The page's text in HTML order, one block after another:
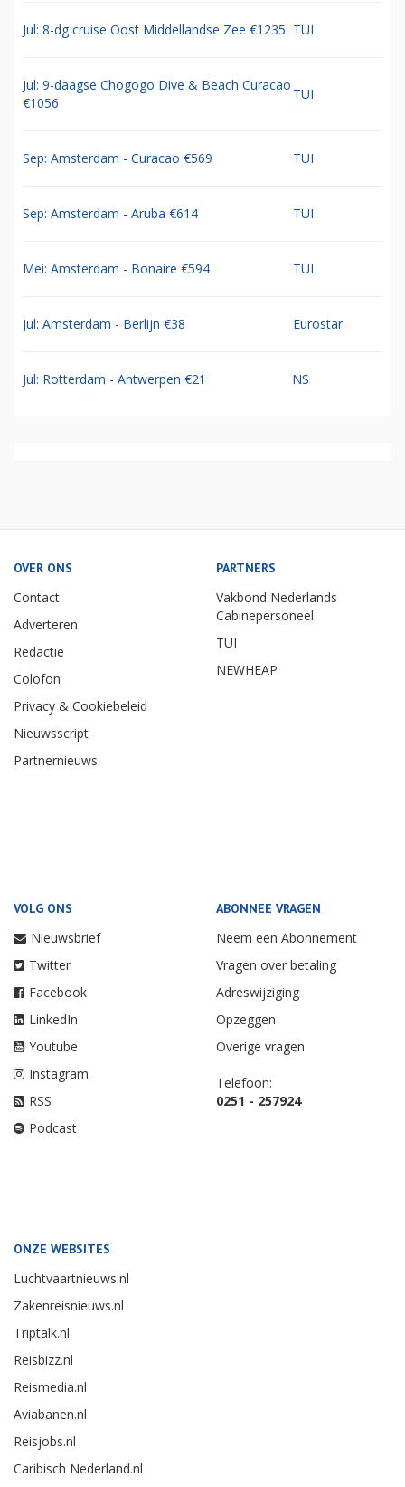
Jul: 8-dg cruise Oost Middellandse Zee €1235 TUI
Jul: 9-daagse Chogogo Dive & Beach Curacao
€1056
TUI
Sep: Amsterdam - Curacao €569 TUI
Sep: Amsterdam - Aruba €614 TUI
Mei: Amsterdam - Bonaire €594 TUI
Jul: Amsterdam - Berlijn €38 Eurostar
Jul: Rotterdam - Antwerpen €21 NS
OVER ONS
Contact
Adverteren
Redactie
Colofon
Privacy & Cookiebeleid
Nieuwsscript
Partnernieuws
PARTNERS
Vakbond Nederlands
Cabinepersoneel
TUI
NEWHEAP
VOLG ONS
Nieuwsbrief
Twitter
Facebook
LinkedIn
Youtube
Instagram
RSS
Podcast
ABONNEE VRAGEN
Neem een Abonnement
Vragen over betaling
Adreswijziging
Opzeggen
Overige vragen
Telefoon:
0251 - 257924
ONZE WEBSITES
Luchtvaartnieuws.nl
Zakenreisnieuws.nl
Triptalk.nl
Reisbizz.nl
Reismedia.nl
Aviabanen.nl
Reisjobs.nl
Caribisch Nederland.nl